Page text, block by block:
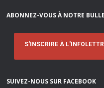
ABONNEZ-VOUS À NOTRE
S'INSCRIRE À
SUIVEZ-NOUS SUR FACEBOOK